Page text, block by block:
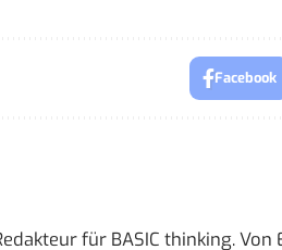
Facebook
für BASIC thinking. Von